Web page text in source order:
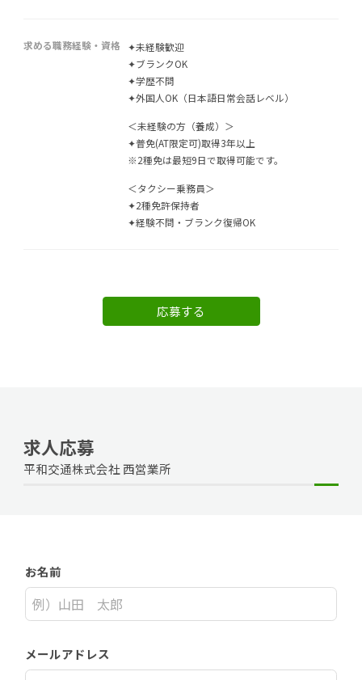
求める職務経験・資格
✦未経験歓迎
✦ブランクOK
✦学歴不問
✦外国人OK（日本語日常会話レベル）
＜未経験の方（養成）＞
✦普免(AT限定可)取得3年以上
※2種免は最短9日で取得可能です。
＜タクシー乗務員＞
✦2種免許保持者
✦経験不問・ブランク復帰OK
応募する
求人応募
平和交通株式会社 西営業所
お名前
メールアドレス